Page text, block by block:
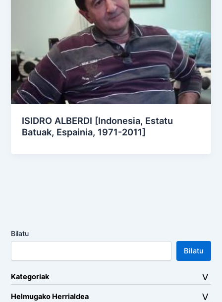
ISIDRO ALBERDI [Indonesia, Estatu
Batuak, Espainia, 1971-2011]
Bilatu
Bilatu
Kategoriak
Helmugako Herrialdea